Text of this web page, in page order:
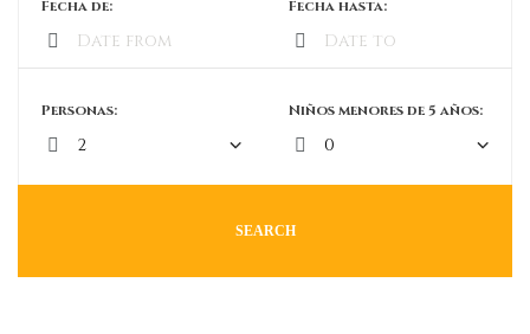
Fecha de: Fecha hasta:
Personas: Niños menores de 5 años:
SEARCH